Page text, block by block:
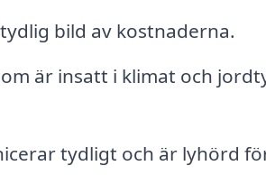
bild av kostnaderna.
är insatt i klimat och
tydligt och är lyhörd